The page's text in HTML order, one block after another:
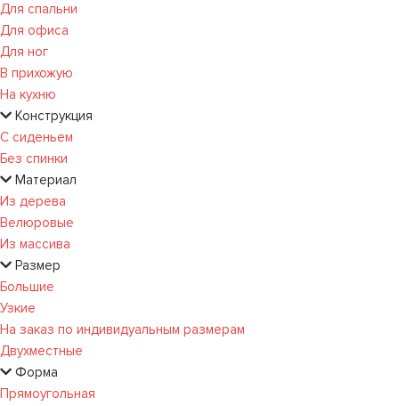
Для спальни
Для офиса
Для ног
В прихожую
На кухню
Конструкция
С сиденьем
Без спинки
Материал
Из дерева
Велюровые
Из массива
Размер
Большие
Узкие
На заказ по индивидуальным размерам
Двухместные
Форма
Прямоугольная